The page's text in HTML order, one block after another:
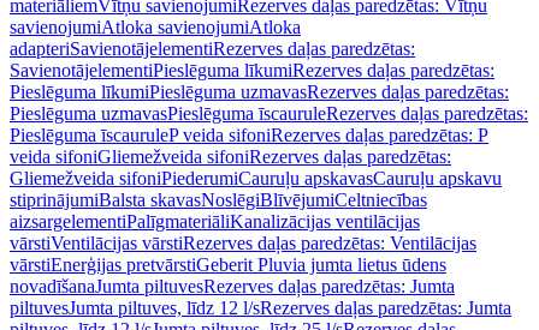
materiāliemVītņu savienojumiRezerves daļas paredzētas: Vītņu
savienojumiAtloka savienojumiAtloka
adapteriSavienotājelementiRezerves daļas paredzētas:
SavienotājelementiPieslēguma līkumiRezerves daļas paredzētas:
Pieslēguma līkumiPieslēguma uzmavasRezerves daļas paredzētas:
Pieslēguma uzmavasPieslēguma īscauruleRezerves daļas paredzētas:
Pieslēguma īscauruleP veida sifoniRezerves daļas paredzētas: P
veida sifoniGliemežveida sifoniRezerves daļas paredzētas:
Gliemežveida sifoniPiederumiCauruļu apskavasCauruļu apskavu
stiprinājumiBalsta skavasNoslēgiBlīvējumiCeltniecības
aizsargelementiPalīgmateriāliKanalizācijas ventilācijas
vārstiVentilācijas vārstiRezerves daļas paredzētas: Ventilācijas
vārstiEnerģijas pretvārstiGeberit Pluvia jumta lietus ūdens
novadīšanaJumta piltuvesRezerves daļas paredzētas: Jumta
piltuvesJumta piltuves, līdz 12 l/sRezerves daļas paredzētas: Jumta